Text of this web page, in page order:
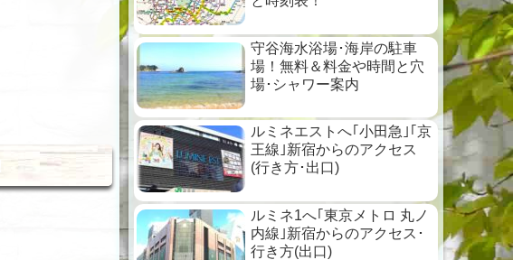
守谷海水浴場･海岸の駐車
場！無料＆料金や時間と穴
場･シャワー案内
ルミネエストへ｢小田急｣｢京
王線｣新宿からのアクセス
(行き方･出口)
ルミネ1へ｢東京メトロ 丸ノ
内線｣新宿からのアクセス･
行き方(出口)